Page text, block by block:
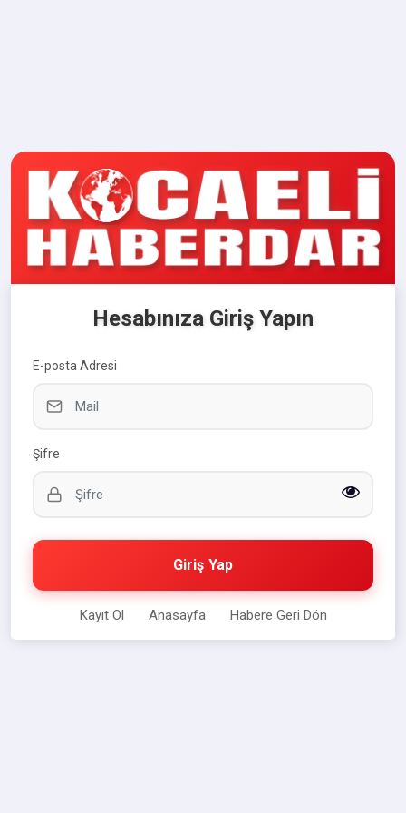
Hesabınıza Giriş Yapın
E-posta Adresi
Şifre
Giriş Yap
Kayıt Ol Anasayfa Habere Geri Dön